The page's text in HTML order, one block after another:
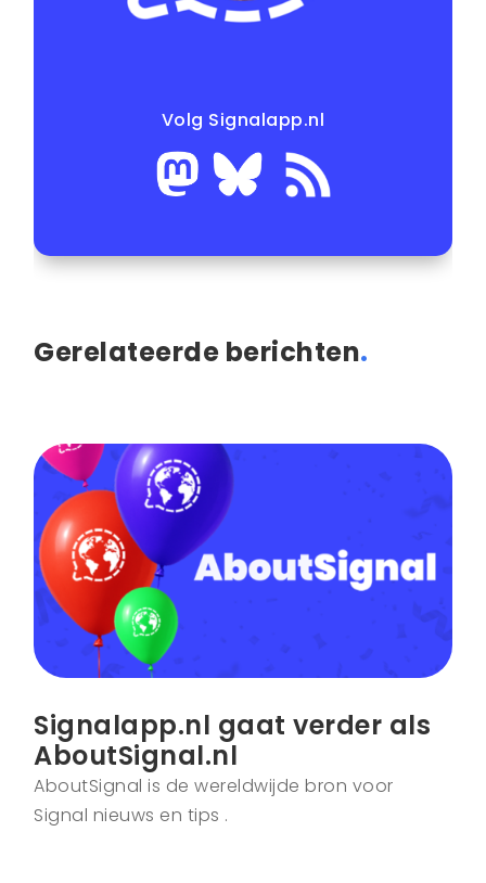
Volg Signalapp.nl
Gerelateerde berichten.
Signalapp.nl gaat verder als
AboutSignal.nl
AboutSignal is de wereldwijde bron voor
Signal nieuws en tips .